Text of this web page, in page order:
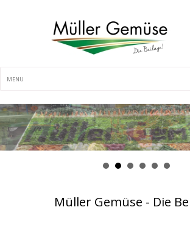
MENU
Müller Gemüse - Die